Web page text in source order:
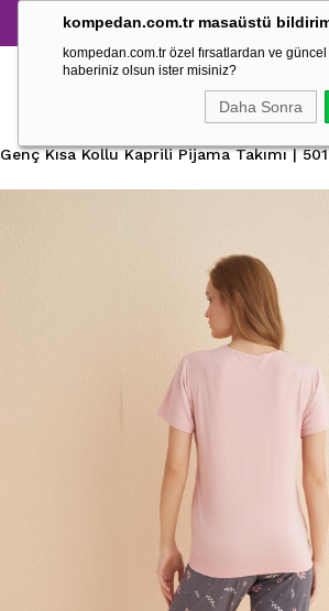
kompedan.com.tr masaüstü
kompedan.com.tr özel fırsatlardan ve
haberiniz olsun ister misiniz?
Daha Sonra
Tüm Pijama Takımlarında
Genç Kısa Kollu Kaprili Pijama Takımı |